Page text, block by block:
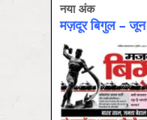
नया अंक
मज़दूर बिगुल –